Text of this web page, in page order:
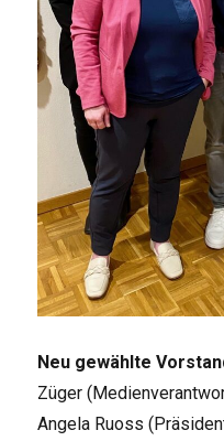
Neu gewählte
Züger
Angela Ruoss